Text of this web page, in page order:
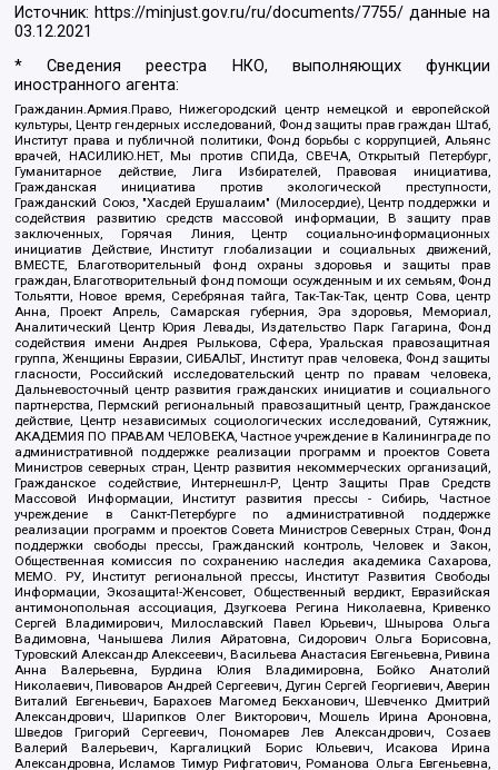
Источник: https://minjust.gov.ru/ru/documents/7755/ данные на
03.12.2021
* Сведения реестра НКО, выполняющих функции
иностранного агента:
Гражданин.Армия.Право, Нижегородский центр немецкой и европейской
культуры, Центр гендерных исследований, Фонд защиты прав граждан Штаб,
Институт права и публичной политики, Фонд борьбы с коррупцией, Альянс
врачей, НАСИЛИЮ.НЕТ, Мы против СПИДа, СВЕЧА, Открытый Петербург,
Гуманитарное действие, Лига Избирателей, Правовая инициатива,
Гражданская инициатива против экологической преступности,
Гражданский Союз, "Хасдей Ерушалаим" (Милосердие), Центр поддержки и
содействия развитию средств массовой информации, В защиту прав
заключенных, Горячая Линия, Центр социально-информационных
инициатив Действие, Институт глобализации и социальных движений,
ВМЕСТЕ, Благотворительный фонд охраны здоровья и защиты прав
граждан, Благотворительный фонд помощи осужденным и их семьям, Фонд
Тольятти, Новое время, Серебряная тайга, Так-Так-Так, центр Сова, центр
Анна, Проект Апрель, Самарская губерния, Эра здоровья, Мемориал,
Аналитический Центр Юрия Левады, Издательство Парк Гагарина, Фонд
содействия имени Андрея Рылькова, Сфера, Уральская правозащитная
группа, Женщины Евразии, СИБАЛЬТ, Институт прав человека, Фонд защиты
гласности, Российский исследовательский центр по правам человека,
Дальневосточный центр развития гражданских инициатив и социального
партнерства, Пермский региональный правозащитный центр, Гражданское
действие, Центр независимых социологических исследований, Сутяжник,
АКАДЕМИЯ ПО ПРАВАМ ЧЕЛОВЕКА, Частное учреждение в Калининграде по
административной поддержке реализации программ и проектов Совета
Министров северных стран, Центр развития некоммерческих организаций,
Гражданское содействие, Интернешнл-Р, Центр Защиты Прав Средств
Массовой Информации, Институт развития прессы - Сибирь, Частное
учреждение в Санкт-Петербурге по административной поддержке
реализации программ и проектов Совета Министров Северных Стран, Фонд
поддержки свободы прессы, Гражданский контроль, Человек и Закон,
Общественная комиссия по сохранению наследия академика Сахарова,
МЕМО. РУ, Институт региональной прессы, Институт Развития Свободы
Информации, Экозащита!-Женсовет, Общественный вердикт, Евразийская
антимонопольная ассоциация, Дзугкоева Регина Николаевна, Кривенко
Сергей Владимирович, Милославский Павел Юрьевич, Шнырова Ольга
Вадимовна, Чанышева Лилия Айратовна, Сидорович Ольга Борисовна,
Туровский Александр Алексеевич, Васильева Анастасия Евгеньевна, Ривина
Анна Валерьевна, Бурдина Юлия Владимировна, Бойко Анатолий
Николаевич, Пивоваров Андрей Сергеевич, Дугин Сергей Георгиевич, Аверин
Виталий Евгеньевич, Барахоев Магомед Бекханович, Шевченко Дмитрий
Александрович, Шарипков Олег Викторович, Мошель Ирина Ароновна,
Шведов Григорий Сергеевич, Пономарев Лев Александрович, Созаев
Валерий Валерьевич, Каргалицкий Борис Юльевич, Исакова Ирина
Александровна, Исламов Тимур Рифгатович, Романова Ольга Евгеньевна,